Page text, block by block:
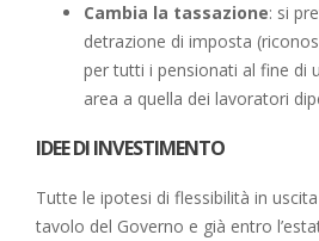
Cambia la tassazione: si
detrazione di imposta
per tutti i pensionati al fine di
area a quella dei lavoratori
IDEE DI INVESTIMENTO
Tutte le ipotesi di flessibilità in
tavolo del Governo e già entro